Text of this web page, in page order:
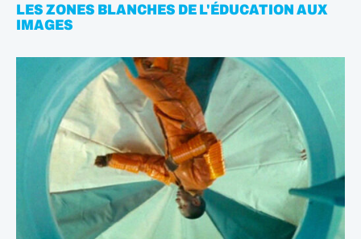
LES ZONES BLANCHES DE L'ÉDUCATION AUX
IMAGES